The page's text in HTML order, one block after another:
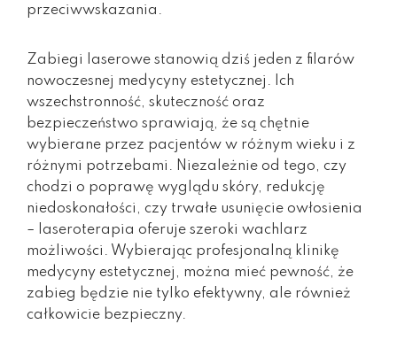
przeciwwskazania.
Zabiegi laserowe stanowią dziś jeden z filarów
nowoczesnej medycyny estetycznej. Ich
wszechstronność, skuteczność oraz
bezpieczeństwo sprawiają, że są chętnie
wybierane przez pacjentów w różnym wieku i z
różnymi potrzebami. Niezależnie od tego, czy
chodzi o poprawę wyglądu skóry, redukcję
niedoskonałości, czy trwałe usunięcie owłosienia
– laseroterapia oferuje szeroki wachlarz
możliwości. Wybierając profesjonalną klinikę
medycyny estetycznej, można mieć pewność, że
zabieg będzie nie tylko efektywny, ale również
całkowicie bezpieczny.